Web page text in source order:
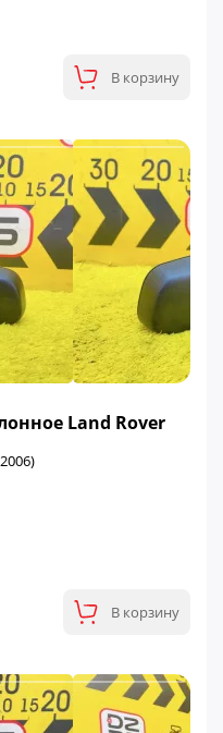
В корзину
Land Rover
В корзину